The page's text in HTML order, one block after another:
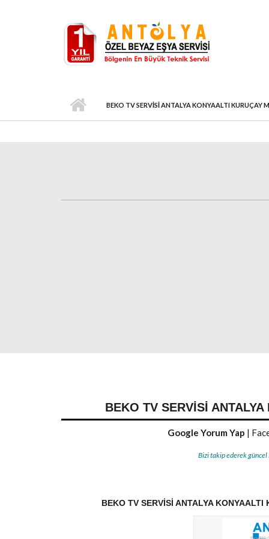
BEKO TV SERVISI ANTALYA KONYAALTI KURUÇAY
BEKO TV SERVISI
Google Yorum Yap |
Bizi takip ederek
BEKO TV SERVISI ANTALYA